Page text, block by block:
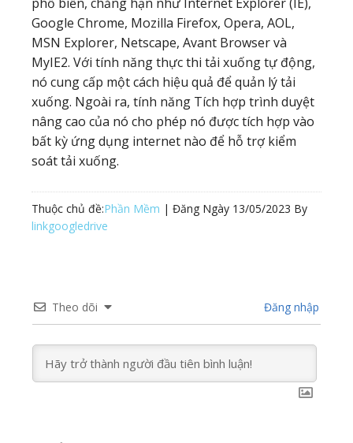
Google Chrome, Mozilla Firefox, Opera, AOL,
MSN Explorer, Netscape, Avant Browser và
MyIE2. Với tính năng thực thi tải xuống tự động,
nó cung cấp một cách hiệu quả để quản lý tải
xuống. Ngoài ra, tính năng Tích hợp trình duyệt
nâng cao của nó cho phép nó được tích hợp vào
bất kỳ ứng dụng internet nào để hỗ trợ kiểm
soát tải xuống.
Thuộc chủ đề:Phần Mềm | Đăng Ngày 13/05/2023 By
linkgoogledrive
Theo dõi Đăng nhập